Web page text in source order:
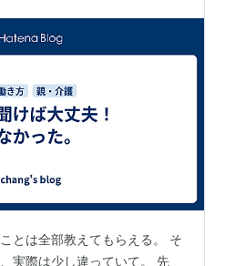
とは全部教えてもらえる。 そ
実際は少し違っていて。 先